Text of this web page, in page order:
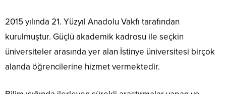
2015 yılında 21. Yüzyıl Anadolu Vakfı tarafından
kurulmuştur. Güçlü akademik kadrosu ile seçkin
üniversiteler arasında yer alan İstinye üniversitesi birçok
alanda öğrencilerine hizmet vermektedir.